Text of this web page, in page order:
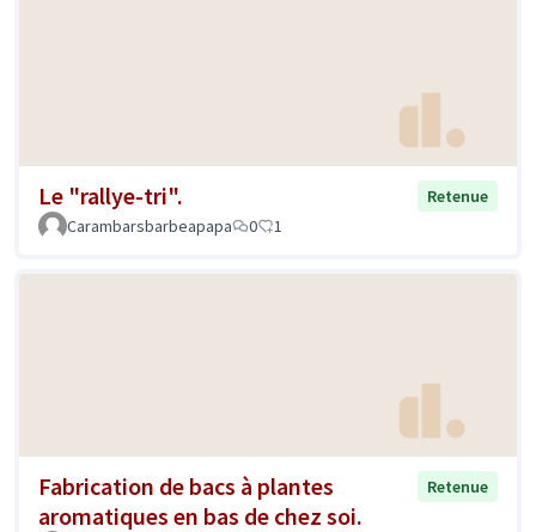
Le "rallye-tri".
Retenue
Carambarsbarbeapapa
0 1
Fabrication de bacs à plantes
aromatiques en bas de chez soi.
Retenue